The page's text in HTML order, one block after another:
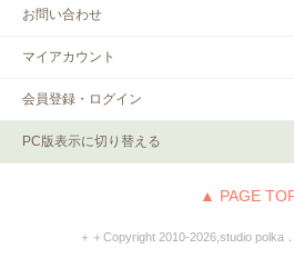
お問い合わせ
マイアカウント
会員登録・ログイン
PC版表示に切り替える
▲ PAGE
＋＋Copyright 2010‐2026,studio polka